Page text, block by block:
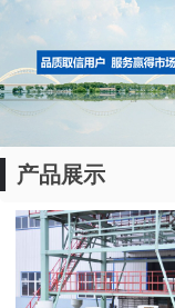
产品展示